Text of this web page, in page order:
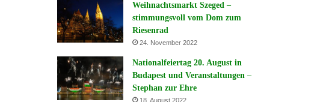
Weihnachtsmarkt Szeged –
stimmungsvoll vom Dom zum
Riesenrad
24. November 2022
Nationalfeiertag 20. August in
Budapest und Veranstaltungen –
Stephan zur Ehre
18. August 2022